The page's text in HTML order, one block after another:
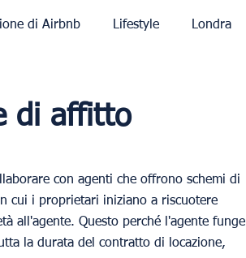
di Airbnb Lifestyle Londra
di affitto
con agenti che offrono schemi di
cui i proprietari iniziano a riscuotere
all'agente. Questo perché l'agente funge
la durata del contratto di locazione,